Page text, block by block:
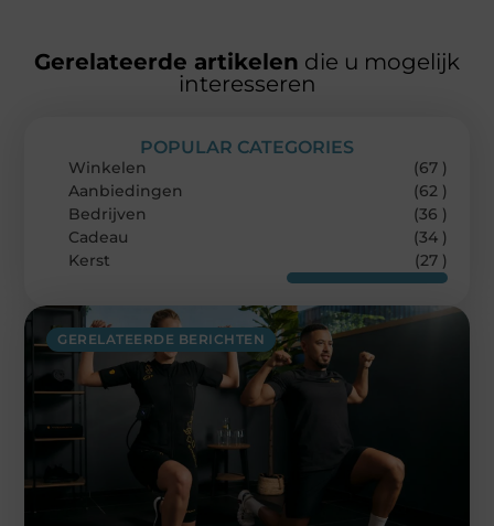
Gerelateerde artikelen die u mogelijk
interesseren
GERELATEERDE BERICHTEN
POPULAR CATEGORIES
Winkelen
(67 )
Aanbiedingen
(62 )
Bedrijven
(36 )
Cadeau
(34 )
Kerst
(27 )